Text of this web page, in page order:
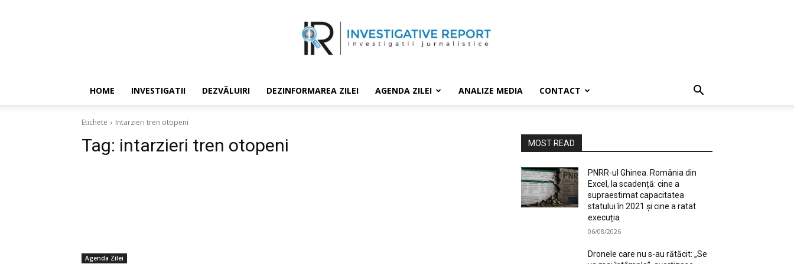
HOME INVESTIGATII DEZVĂLUIRI DEZINFORMAREA ZILEI AGENDA ZILEI ANALIZE MEDIA CONTACT
Etichete Intarzieri tren otopeni
Tag: intarzieri tren otopeni
Agenda Zilei
MOST READ
PNRR-ul Ghinea. România din
Excel, la scadență: cine a
supraestimat capacitatea
statului în 2021 și cine a ratat
execuția
06/08/2026
Dronele care nu s-au rătăcit: „Se